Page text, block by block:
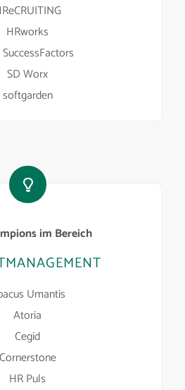
HRworks
SD Worx
softgarden
im Bereich
Umantis
Atoria
Cegid
Cornerstone
HR Puls